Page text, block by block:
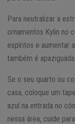
Para neutralizar a
ornamentos Kylin no
espíritos e aumentar
também é
Se o seu quarto ou
casa, coloque um
azul na entrada no
nessa área, cuide